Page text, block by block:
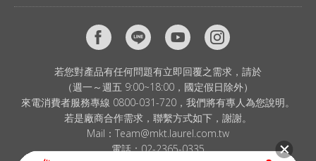
若您對產品有任何問題有立即回覆之需求，請於
（週一～週五 9:00~18:00，國定假日除外）
來電消費者服務專線 0800-031-720，我們將有專人為您說明。
若是廠商合作需求，聯繫方式如下，謝謝。
Mail： Team@mkt.laurel.com.tw
電話：02-2365-0335